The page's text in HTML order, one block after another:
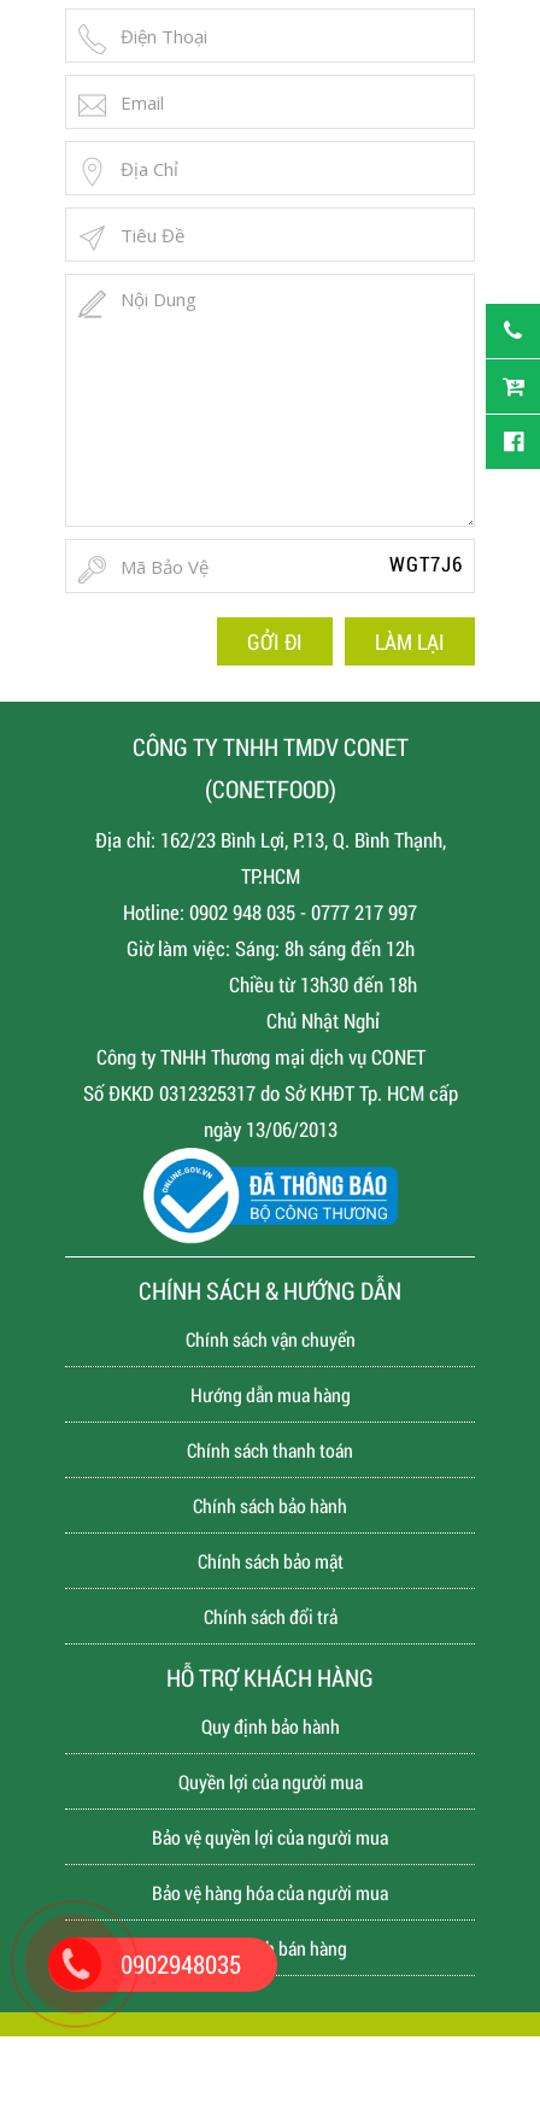
WGT7J6
LÀM LẠI
GỞI ĐI
CÔNG TY TNHH TMDV CONET
(CONETFOOD)
Địa chỉ: 162/23 Bình Lợi, P.13, Q. Bình Thạnh,
TP.HCM
Hotline: 0902 948 035 - 0777 217 997
Giờ làm việc: Sáng: 8h sáng đến 12h
Chiều từ 13h30 đến 18h
Chủ Nhật Nghỉ
Công ty TNHH Thương mại dịch vụ CONET
Số ĐKKD 0312325317 do Sở KHĐT Tp. HCM cấp
ngày 13/06/2013
CHÍNH SÁCH & HƯỚNG DẪN
Chính sách vận chuyển
Hướng dẫn mua hàng
Chính sách thanh toán
Chính sách bảo hành
Chính sách bảo mật
Chính sách đổi trả
HỖ TRỢ KHÁCH HÀNG
Quy định bảo hành
Quyền lợi của người mua
Bảo vệ quyền lợi của người mua
Bảo vệ hàng hóa của người mua
Chính sách bán hàng
0902948035